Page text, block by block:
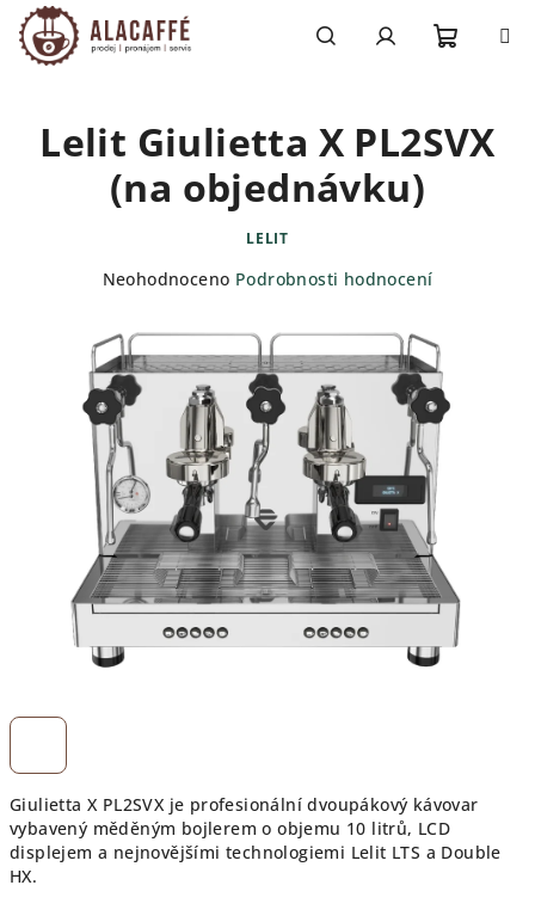
Přejít
na
obsah
košík
Giulietta X PL2SVX je profesionální dvoupákový kávovar
vybavený měděným bojlerem o objemu 10 litrů, LCD
displejem a nejnovějšími technologiemi Lelit LTS a Double
HX.
Lelit Giulietta X PL2SVX
(na objednávku)
LELIT
Průměrné
je
0,0
z
5
hvězdiček.
Neohodnoceno Podrobnosti hodnocení